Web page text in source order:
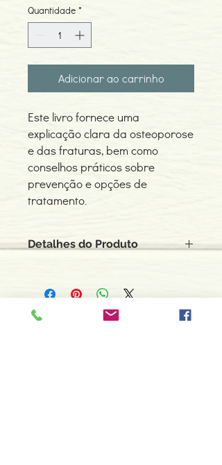
Quantidade *
Adicionar ao carrinho
Este livro fornece uma
explicação clara da osteoporose
e das fraturas, bem como
conselhos práticos sobre
prevenção e opções de
tratamento.
Detalhes do Produto
Edição ou reimpressão: 2003
Editor: Anima
Idioma: Português do Brasil
Contacte-nos